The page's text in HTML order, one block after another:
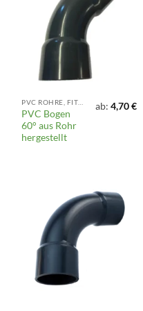
PVC Bogen
60° aus Rohr
hergestellt
ab: 4,70€